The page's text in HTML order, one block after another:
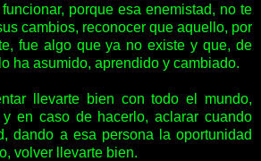
porque esa enemistad, no te
cambios, reconocer que aquello, por
fue algo que ya no existe y que, de
ha asumido, aprendido y cambiado.
llevarte bien con todo el mundo,
en caso de hacerlo, aclarar cuando
dando a esa persona la oportunidad
volver llevarte bien.